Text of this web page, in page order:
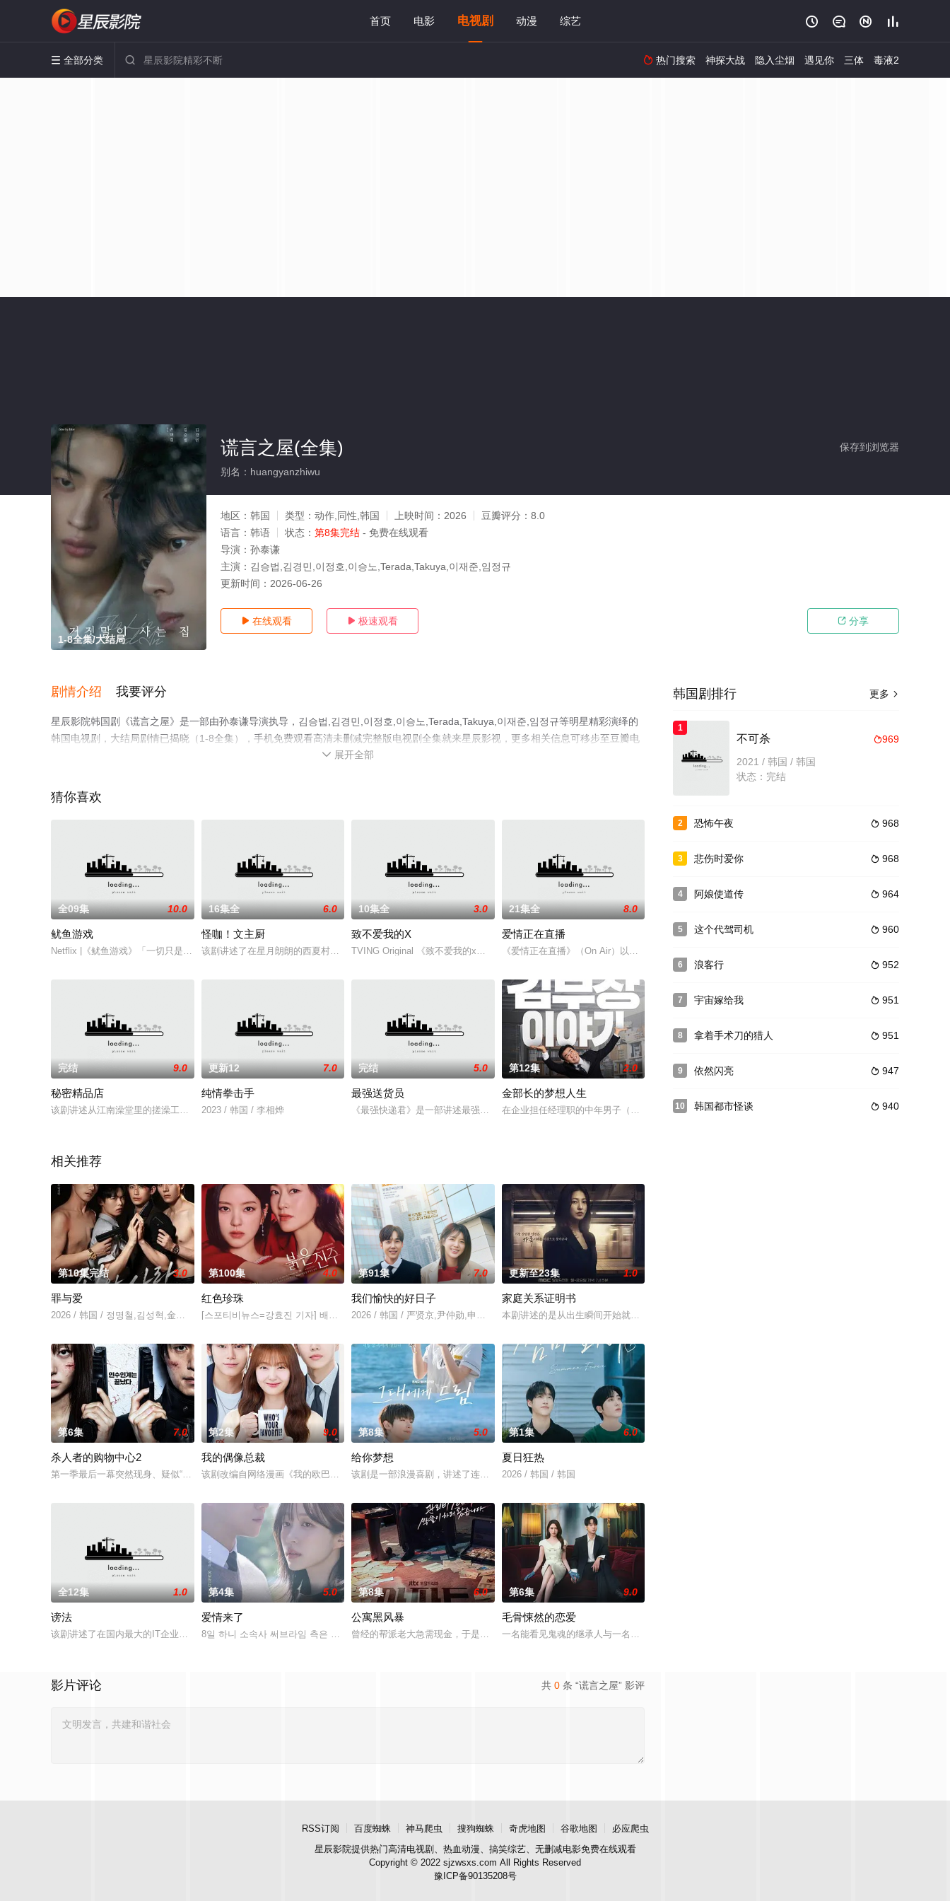
首页 电影 电视剧 动漫 综艺    
 全部分类   热门搜索 神探大战 隐入尘烟 遇见你 三体 毒液2
1-8全集/大结局
保存到浏览器
谎言之屋(全集)
别名：huangyanzhiwu
地区： 韩国 类型： 动作,同性,韩国 上映时间： 2026 豆瓣评分： 8.0
语言： 韩语 状态： 第8集完结 - 免费在线观看
导演： 孙泰谦
主演： 김승법,김경민,이정호,이승노,Terada,Takuya,이재준,임정규
更新时间： 2026-06-26
 在线观看  极速观看  分享
剧情介绍 我要评分
星辰影院韩国剧《谎言之屋》是一部由孙泰谦导演执导，김승법,김경민,이정호,이승노,Terada,Takuya,이재준,임정규等明星精彩演绎的
韩国电视剧，大结局剧情已揭晓（1-8全集），手机免费观看高清未删减完整版电视剧全集就来星辰影视，更多相关信息可移步至豆瓣电
 展开全部
猜你喜欢
全09集 10.0
鱿鱼游戏
Netflix |《鱿鱼游戏》「一切只是一场游戏。」456 位参赛者，456 亿元奖金赌上自己的命，玩小孩玩的游戏《鱿
16集全 6.0
怪咖！文主厨
该剧讲述了在星月朗朗的西夏村，失去记忆、沦落为冒失鬼的世界级时装设计师与明星厨师相遇后，经历成长、爱情与成功的治愈浪漫
10集全 3.0
致不爱我的X
TVING Original 《致不爱我的x》是一部保质期主义罗曼史电视剧，讲述了自尊感为零、自爱为零的大学生作词家志
21集全 8.0
爱情正在直播
《爱情正在直播》（On Air）以韩国SBC电视台为故事发生背景，主要讲述了发生在经纪人、当红艺人、电视
完结 9.0
秘密精品店
该剧讲述从江南澡堂里的搓澡工到财阀DEO家女佣的Jenny张，摇身变成财政界的密线，并手持国际都市开发这一金蛋，瞄准D
更新12 7.0
纯情拳击手
2023 / 韩国 / 李相烨
完结 5.0
最强送货员
《最强快递君》是一部讲述最强快递君们的愉快痛快热血青春励志成长记故事。
第12集 2.0
金部长的梦想人生
在企业担任经理职的中年男子（柳承龙 饰）意气风发，却在一夕之间跌落谷底。他踏上自我探索的旅程，重新
相关推荐
第10集完结 3.0
罪与爱
2026 / 韩国 / 정명철,김성혁,金贤叙,정현웅
第100集 4.0
红色珍珠
[스포티비뉴스=강효진 기자] 배우 박진희가 본격 컴백 활동에 나선다. 7일 스포티비뉴스 취재에 따르면, 박
第91集 7.0
我们愉快的好日子
2026 / 韩国 / 严贤京,尹仲勋,申正允,尹多英,金惠玉,鲜于在德,尹多勋,文喜京,李商淑,郑孝彬,李家豪,郑永琡
更新至23集 1.0
家庭关系证明书
本剧讲述的是从出生瞬间开始就被打上家庭崩溃烙印的一个孩子和面对冷酷的偏见和命运，重新找回自己人生
第6集 7.0
杀人者的购物中心2
第一季最后一幕突然现身、疑似“死而复生”的郑进湾（李栋旭 饰）究竟藏身何方？他和郑智安（金慧峻 饰）将如何联手反击？一
第2集 9.0
我的偶像总裁
该剧改编自网络漫画《我的欧巴是偶像》，是一部浪漫喜剧。讲述进入由前偶像兼CEO李灿领导的公司工作的南多凛，与在那里遇到
第8集 5.0
给你梦想
该剧是一部浪漫喜剧，讲述了连一个梦想都无所畏惧的十几岁，被现实挡住而受挫的二十几岁，像变成那样的大人的三十几岁的记者李
第1集 6.0
夏日狂热
2026 / 韩国 / 韩国
全12集 1.0
谤法
该剧讲述了在国内最大的IT企业里存在着一个恶神。唯一知道真实情况的人是一名少女和一个记者。拥有强力神技的少女和透彻正义
第4集 5.0
爱情来了
8일 하니 소속사 써브라임 측은 OSEN에 “하니가 KBS2 새 주말 드라마 ‘사랑이 온다’ 출연을 검토
第8集 6.0
公寓黑风暴
曾经的帮派老大急需现金，于是和有志成为律师的同伴合作，打算窃取住宅社区的储备基金，却意外揭开深藏的腐败真相。
第6集 9.0
毛骨悚然的恋爱
一名能看见鬼魂的继承人与一名王牌检察官发现只要轻轻一碰，就能让他们成为异常高效率的搭档，于是两人
共 0 条 “谎言之屋” 影评
影片评论
更多 
韩国剧排行
1
969
不可杀
2021 / 韩国 / 韩国
状态：完结
2  968
恐怖午夜
3  968
悲伤时爱你
4  964
阿娘使道传
5  960
这个代驾司机
6  952
浪客行
7  951
宇宙嫁给我
8  951
拿着手术刀的猎人
9  947
依然闪亮
10  940
韩国都市怪谈
RSS订阅 百度蜘蛛 神马爬虫 搜狗蜘蛛 奇虎地图 谷歌地图
必应爬虫
星辰影院提供热门高清电视剧、热血动漫、搞笑综艺、无删减电影免费在线观看
Copyright © 2022 sjzwsxs.com All Rights Reserved
豫ICP备90135208号